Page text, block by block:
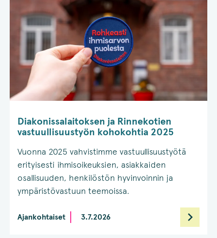
Diakonissalaitoksen ja Rinnekotien
vastuullisuustyön kohokohtia 2025
Vuonna 2025 vahvistimme vastuullisuustyötä
erityisesti ihmisoikeuksien, asiakkaiden
osallisuuden, henkilöstön hyvinvoinnin ja
ympäristövastuun teemoissa.
Ajankohtaiset 3.7.2026